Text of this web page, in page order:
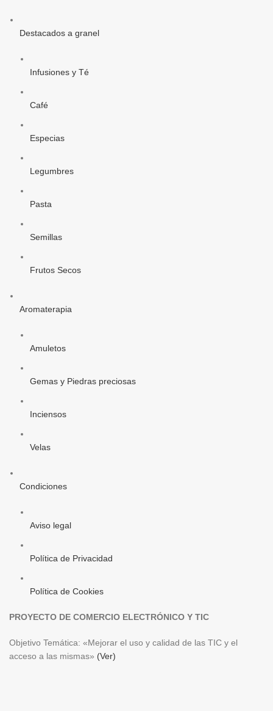
Destacados a granel
Infusiones y Té
Café
Especias
Legumbres
Pasta
Semillas
Frutos Secos
Aromaterapia
Amuletos
Gemas y Piedras preciosas
Inciensos
Velas
Condiciones
Aviso legal
Política de Privacidad
Política de Cookies
PROYECTO DE COMERCIO ELECTRÓNICO Y TIC
Objetivo Temática: «Mejorar el uso y calidad de las TIC y el
acceso a las mismas» (Ver)